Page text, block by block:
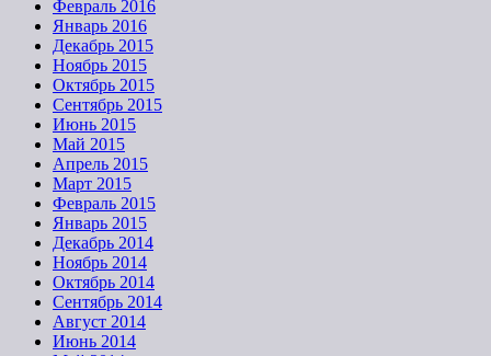
Февраль 2016
Январь 2016
Декабрь 2015
Ноябрь 2015
Октябрь 2015
Сентябрь 2015
Июнь 2015
Май 2015
Апрель 2015
Март 2015
Февраль 2015
Январь 2015
Декабрь 2014
Ноябрь 2014
Октябрь 2014
Сентябрь 2014
Август 2014
Июнь 2014